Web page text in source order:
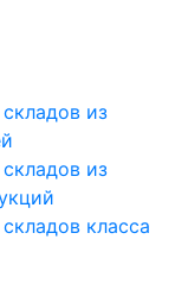
из
из
класса